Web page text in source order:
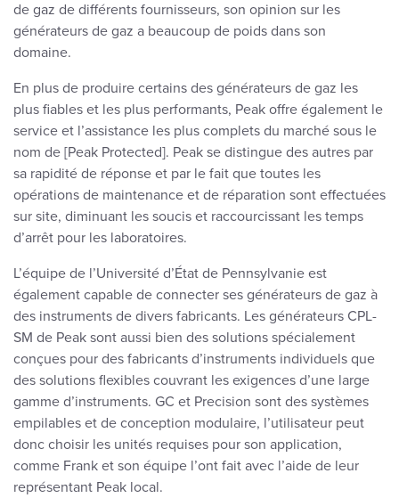
de gaz de différents fournisseurs, son opinion sur les
générateurs de gaz a beaucoup de poids dans son
domaine.
En plus de produire certains des générateurs de gaz les
plus fiables et les plus performants, Peak offre également le
service et l’assistance les plus complets du marché sous le
nom de [Peak Protected]. Peak se distingue des autres par
sa rapidité de réponse et par le fait que toutes les
opérations de maintenance et de réparation sont effectuées
sur site, diminuant les soucis et raccourcissant les temps
d’arrêt pour les laboratoires.
L’équipe de l’Université d’État de Pennsylvanie est
également capable de connecter ses générateurs de gaz à
des instruments de divers fabricants. Les générateurs CPL-
SM de Peak sont aussi bien des solutions spécialement
conçues pour des fabricants d’instruments individuels que
des solutions flexibles couvrant les exigences d’une large
gamme d’instruments. GC et Precision sont des systèmes
empilables et de conception modulaire, l’utilisateur peut
donc choisir les unités requises pour son application,
comme Frank et son équipe l’ont fait avec l’aide de leur
représentant Peak local.